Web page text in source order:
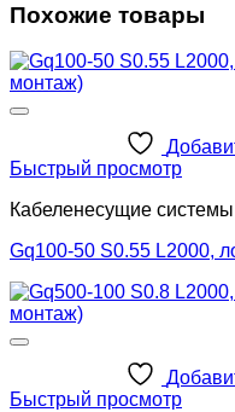
Похожие товары
Быстрый просмотр
Кабеленесущие системы
Gq100-50 S0.55 L2000,
Быстрый просмотр